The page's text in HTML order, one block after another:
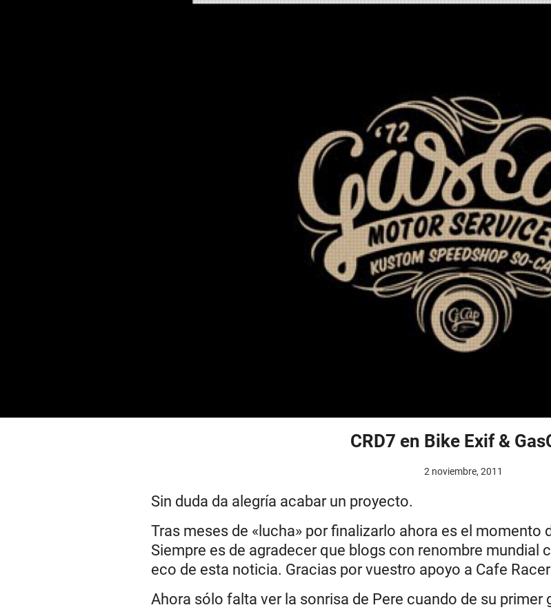
CRD7 en Bike Exif &
2 noviembre, 2011
Sin duda da alegría acabar un proyecto.
Tras meses de «lucha» por finalizarlo ahora es el momento
Siempre es de agradecer que blogs con renombre mundial
eco de esta noticia. Gracias por vuestro apoyo a Cafe
Ahora sólo falta ver la sonrisa de Pere cuando de su primer